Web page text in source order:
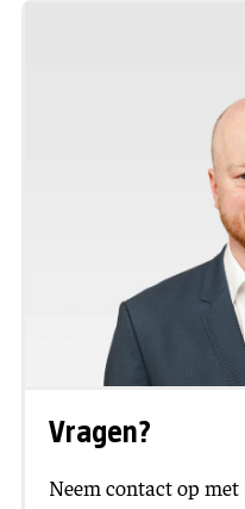
Vragen?
Neem contact op